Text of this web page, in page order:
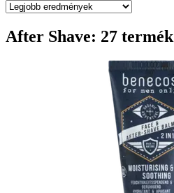
After Shave: 27 termék